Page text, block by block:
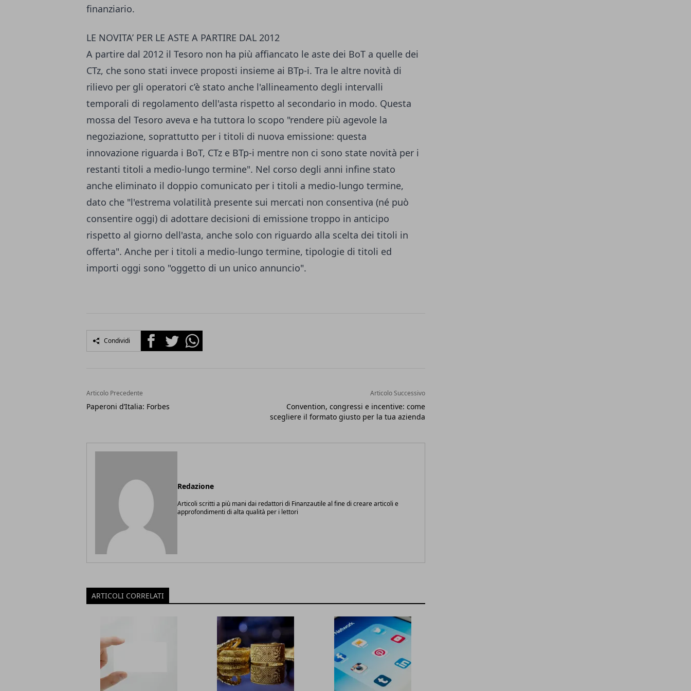
finanziario.
LE NOVITA’ PER LE ASTE A PARTIRE DAL 2012
A partire dal 2012 il Tesoro non ha più affiancato le aste dei BoT a quelle dei
CTz, che sono stati invece proposti insieme ai BTp-i. Tra le altre novità di
rilievo per gli operatori c’è stato anche l'allineamento degli intervalli
temporali di regolamento dell'asta rispetto al secondario in modo. Questa
mossa del Tesoro aveva e ha tuttora lo scopo "rendere più agevole la
negoziazione, soprattutto per i titoli di nuova emissione: questa
innovazione riguarda i BoT, CTz e BTp-i mentre non ci sono state novità per i
restanti titoli a medio-lungo termine". Nel corso degli anni infine stato
anche eliminato il doppio comunicato per i titoli a medio-lungo termine,
dato che "l'estrema volatilità presente sui mercati non consentiva (né può
consentire oggi) di adottare decisioni di emissione troppo in anticipo
rispetto al giorno dell'asta, anche solo con riguardo alla scelta dei titoli in
offerta". Anche per i titoli a medio-lungo termine, tipologie di titoli ed
importi oggi sono "oggetto di un unico annuncio".
Condividi FacebookTwitterWhatsapp
Articolo Precedente
Paperoni d’Italia: Forbes
Articolo Successivo
Convention, congressi e incentive: come
scegliere il formato giusto per la tua azienda
Redazione
Articoli scritti a più mani dai redattori di Finanzautile al fine di creare articoli e
approfondimenti di alta qualità per i lettori
ARTICOLI CORRELATI